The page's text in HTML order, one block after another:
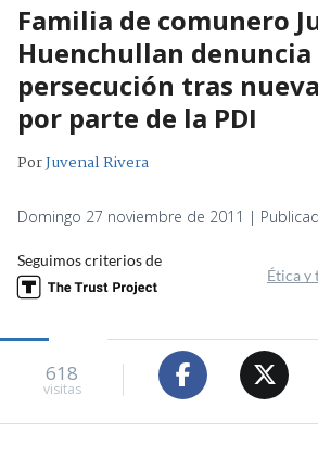
Familia de comunero
Huenchullan denuncia
persecución tras
por parte de la PDI
PorJuvenal Rivera
Domingo 27 noviembre de 2011 |
Seguimos criterios de
Ética y
618
visitas